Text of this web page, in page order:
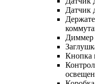
Датчик
Диммер
Кнопка